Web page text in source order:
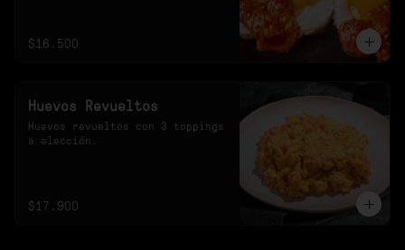
$16.500
Huevos Revueltos
Huevos revueltos con 3 toppings
a elección.
$17.900